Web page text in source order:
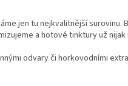
jen tu nejkvalitnější surovinu.
a hotové tinktury už
odvary či horkovodními